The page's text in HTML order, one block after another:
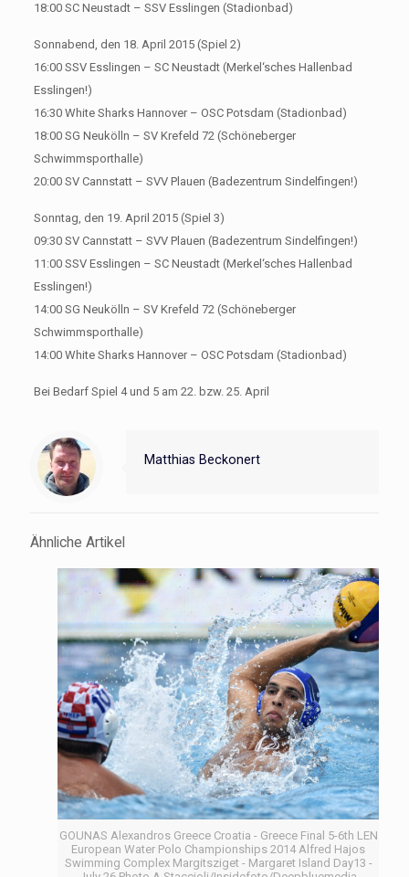
18:00 SC Neustadt – SSV Esslingen (Stadionbad)
Sonnabend, den 18. April 2015 (Spiel 2)
16:00 SSV Esslingen – SC Neustadt (Merkel‘sches Hallenbad
Esslingen!)
16:30 White Sharks Hannover – OSC Potsdam (Stadionbad)
18:00 SG Neukölln – SV Krefeld 72 (Schöneberger
Schwimmsporthalle)
20:00 SV Cannstatt – SVV Plauen (Badezentrum Sindelfingen!)
Sonntag, den 19. April 2015 (Spiel 3)
09:30 SV Cannstatt – SVV Plauen (Badezentrum Sindelfingen!)
11:00 SSV Esslingen – SC Neustadt (Merkel‘sches Hallenbad
Esslingen!)
14:00 SG Neukölln – SV Krefeld 72 (Schöneberger
Schwimmsporthalle)
14:00 White Sharks Hannover – OSC Potsdam (Stadionbad)
Bei Bedarf Spiel 4 und 5 am 22. bzw. 25. April
Matthias Beckonert
Ähnliche Artikel
GOUNAS Alexandros Greece Croatia - Greece Final 5-6th LEN
European Water Polo Championships 2014 Alfred Hajos
Swimming Complex Margitsziget - Margaret Island Day13 -